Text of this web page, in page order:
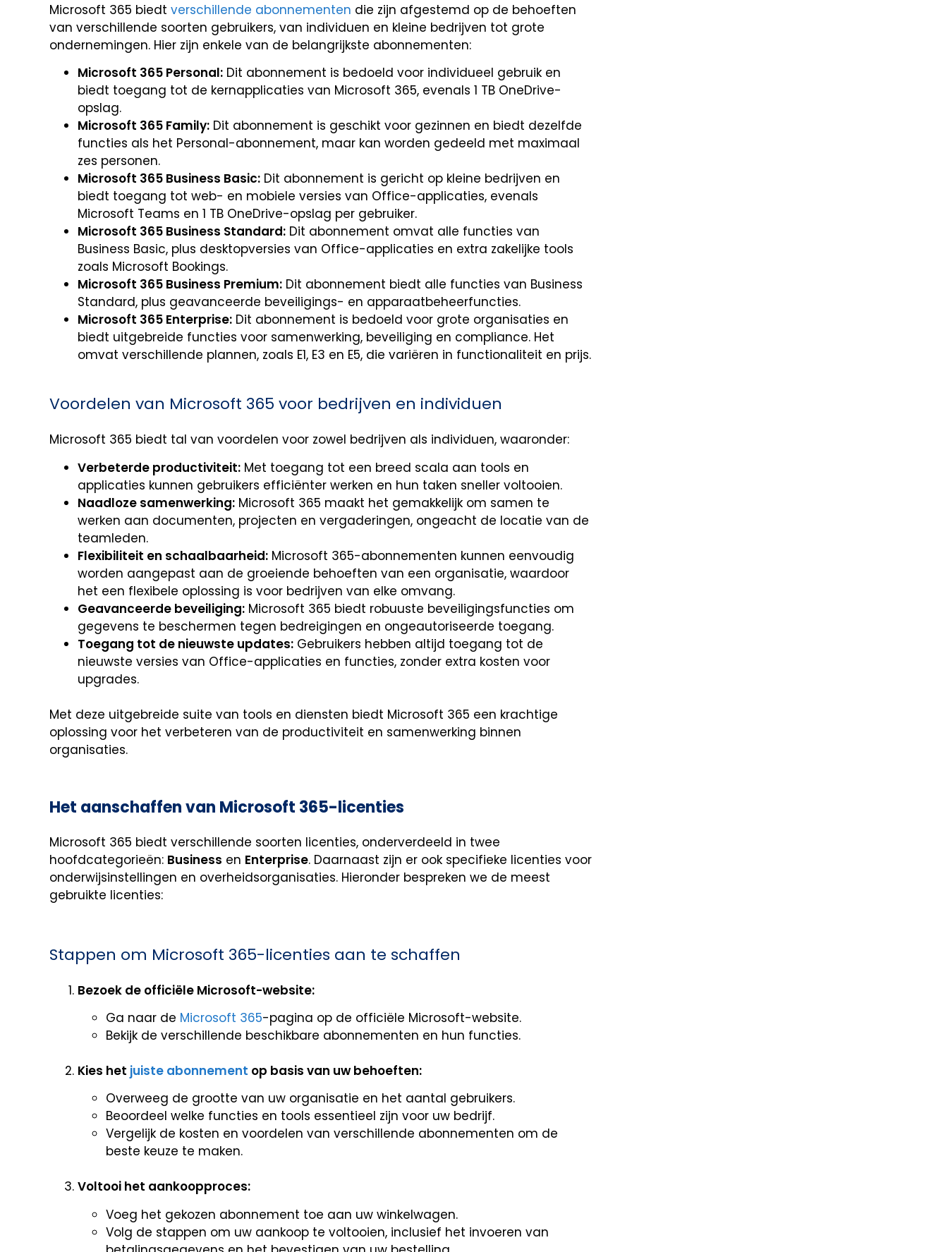
Microsoft 365 biedt verschillende abonnementen die zijn afgestemd op de behoeften
van verschillende soorten gebruikers, van individuen en kleine bedrijven tot grote
ondernemingen. Hier zijn enkele van de belangrijkste abonnementen:
Microsoft 365 Personal: Dit abonnement is bedoeld voor individueel gebruik en
biedt toegang tot de kernapplicaties van Microsoft 365, evenals 1 TB OneDrive-
opslag.
Microsoft 365 Family: Dit abonnement is geschikt voor gezinnen en biedt dezelfde
functies als het Personal-abonnement, maar kan worden gedeeld met maximaal
zes personen.
Microsoft 365 Business Basic: Dit abonnement is gericht op kleine bedrijven en
biedt toegang tot web- en mobiele versies van Office-applicaties, evenals
Microsoft Teams en 1 TB OneDrive-opslag per gebruiker.
Microsoft 365 Business Standard: Dit abonnement omvat alle functies van
Business Basic, plus desktopversies van Office-applicaties en extra zakelijke tools
zoals Microsoft Bookings.
Microsoft 365 Business Premium: Dit abonnement biedt alle functies van Business
Standard, plus geavanceerde beveiligings- en apparaatbeheerfuncties.
Microsoft 365 Enterprise: Dit abonnement is bedoeld voor grote organisaties en
biedt uitgebreide functies voor samenwerking, beveiliging en compliance. Het
omvat verschillende plannen, zoals E1, E3 en E5, die variëren in functionaliteit en prijs.
Voordelen van Microsoft 365 voor bedrijven en individuen
Microsoft 365 biedt tal van voordelen voor zowel bedrijven als individuen, waaronder:
Verbeterde productiviteit: Met toegang tot een breed scala aan tools en
applicaties kunnen gebruikers efficiënter werken en hun taken sneller voltooien.
Naadloze samenwerking: Microsoft 365 maakt het gemakkelijk om samen te
werken aan documenten, projecten en vergaderingen, ongeacht de locatie van de
teamleden.
Flexibiliteit en schaalbaarheid: Microsoft 365-abonnementen kunnen eenvoudig
worden aangepast aan de groeiende behoeften van een organisatie, waardoor
het een flexibele oplossing is voor bedrijven van elke omvang.
Geavanceerde beveiliging: Microsoft 365 biedt robuuste beveiligingsfuncties om
gegevens te beschermen tegen bedreigingen en ongeautoriseerde toegang.
Toegang tot de nieuwste updates: Gebruikers hebben altijd toegang tot de
nieuwste versies van Office-applicaties en functies, zonder extra kosten voor
upgrades.
Met deze uitgebreide suite van tools en diensten biedt Microsoft 365 een krachtige
oplossing voor het verbeteren van de productiviteit en samenwerking binnen
organisaties.
Het aanschaffen van Microsoft 365-licenties
Microsoft 365 biedt verschillende soorten licenties, onderverdeeld in twee
hoofdcategorieën: Business en Enterprise. Daarnaast zijn er ook specifieke licenties voor
onderwijsinstellingen en overheidsorganisaties. Hieronder bespreken we de meest
gebruikte licenties:
Stappen om Microsoft 365-licenties aan te schaffen
Bezoek de officiële Microsoft-website:
Ga naar de Microsoft 365-pagina op de officiële Microsoft-website.
Bekijk de verschillende beschikbare abonnementen en hun functies.
Kies het juiste abonnement op basis van uw behoeften:
Overweeg de grootte van uw organisatie en het aantal gebruikers.
Beoordeel welke functies en tools essentieel zijn voor uw bedrijf.
Vergelijk de kosten en voordelen van verschillende abonnementen om de
beste keuze te maken.
Voltooi het aankoopproces:
Voeg het gekozen abonnement toe aan uw winkelwagen.
Volg de stappen om uw aankoop te voltooien, inclusief het invoeren van